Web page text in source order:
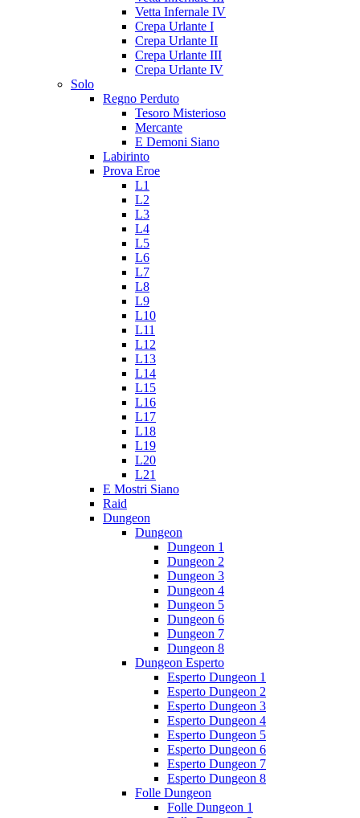
Vetta Infernale IV
Crepa Urlante I
Crepa Urlante II
Crepa Urlante III
Crepa Urlante IV
Solo
Regno Perduto
Tesoro Misterioso
Mercante
E Demoni Siano
Labirinto
Prova Eroe
L1
L2
L3
L4
L5
L6
L7
L8
L9
L10
L11
L12
L13
L14
L15
L16
L17
L18
L19
L20
L21
E Mostri Siano
Raid
Dungeon
Dungeon
Dungeon 1
Dungeon 2
Dungeon 3
Dungeon 4
Dungeon 5
Dungeon 6
Dungeon 7
Dungeon 8
Dungeon Esperto
Esperto Dungeon 1
Esperto Dungeon 2
Esperto Dungeon 3
Esperto Dungeon 4
Esperto Dungeon 5
Esperto Dungeon 6
Esperto Dungeon 7
Esperto Dungeon 8
Folle Dungeon
Folle Dungeon 1